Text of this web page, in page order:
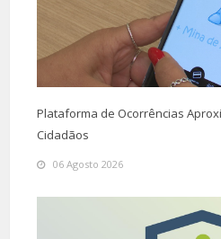
Plataforma de Ocorrências
Cidadãos
06 Agosto 2026